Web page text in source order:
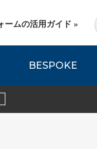
TRIBE REPORTS
BESPOKE
ームの活用ガイド »